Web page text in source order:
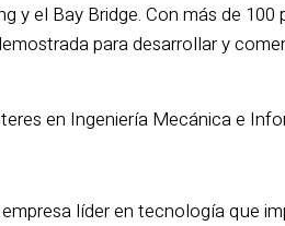
y el Bay Bridge. Con más de
para desarrollar y
en Ingeniería Mecánica e
líder en tecnología que